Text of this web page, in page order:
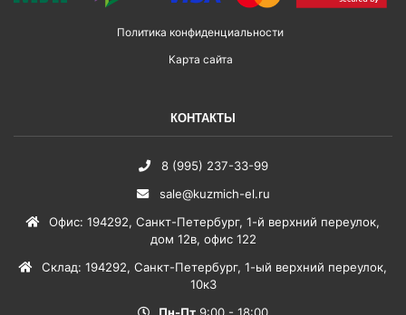
Политика конфиденциальности
Карта сайта
КОНТАКТЫ
8 (995) 237-33-99
sale@kuzmich-el.ru
Офис: 194292, Санкт-Петербург, 1-й верхний переулок,
дом 12в, офис 122
Склад: 194292, Санкт-Петербург, 1-ый верхний переулок,
10к3